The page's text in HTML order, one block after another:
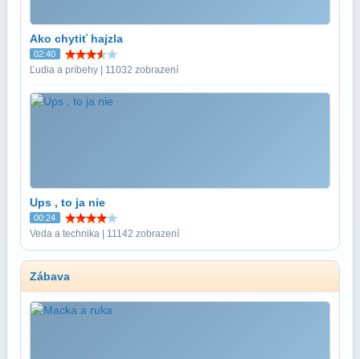
Ako chytiť hajzla
02:40
Ľudia a príbehy | 11032 zobrazení
Ups , to ja nie
00:24
Veda a technika | 11142 zobrazení
Zábava